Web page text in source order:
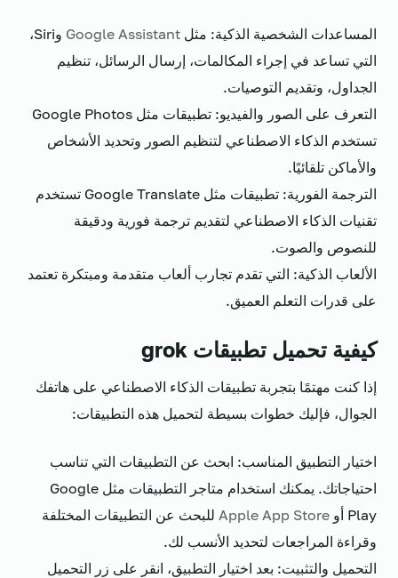
المساعدات الشخصية الذكية: مثل
وSiri،
التي تساعد في إجراء المكالمات، إرسال الرسائل، تنظيم
الجداول، وتقديم التوصيات.
التعرف على الصور والفيديو: تطبيقات مثل Google Photos
تستخدم الذكاء الاصطناعي لتنظيم الصور وتحديد الأشخاص
والأماكن تلقائيًا.
الترجمة الفورية: تطبيقات مثل Google Translate تستخدم
تقنيات الذكاء الاصطناعي لتقديم ترجمة فورية ودقيقة
للنصوص والصوت.
الألعاب الذكية: التي تقدم تجارب ألعاب متقدمة ومبتكرة تعتمد
على قدرات التعلم العميق.
كيفية تحميل تطبيقات grok
إذا كنت مهتمًا بتجربة تطبيقات الذكاء الاصطناعي على هاتفك
الجوال، فإليك خطوات بسيطة لتحميل هذه التطبيقات:
اختيار التطبيق المناسب: ابحث عن التطبيقات التي تناسب
احتياجاتك. يمكنك استخدام متاجر التطبيقات مثل Google
Play أو
Apple App Store للبحث عن التطبيقات المختلفة
وقراءة المراجعات لتحديد الأنسب لك.
التحميل والتثبيت: بعد اختيار التطبيق، انقر على زر التحميل